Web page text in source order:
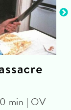
min | OV